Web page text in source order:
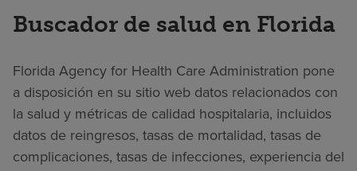
Buscador de salud en Florida
Florida Agency for Health Care Administration pone
a disposición en su sitio web datos relacionados con
la salud y métricas de calidad hospitalaria, incluidos
datos de reingresos, tasas de mortalidad, tasas de
complicaciones, tasas de infecciones, experiencia del